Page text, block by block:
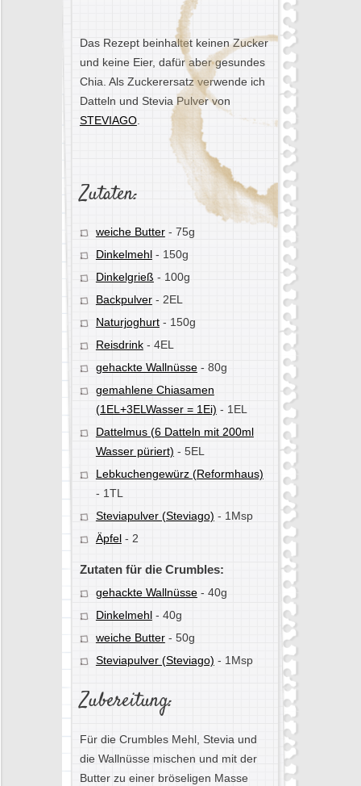
Das Rezept beinhaltet keinen Zucker
und keine Eier, dafür aber gesundes
Chia. Als Zuckerersatz verwende ich
Datteln und Stevia Pulver von
STEVIAGO.
Zutaten:
weiche Butter- 75g
Dinkelmehl- 150g
Dinkelgrieß - 100g
Backpulver- 2EL
Naturjoghurt- 150g
Reisdrink- 4EL
gehackte Wallnüsse- 80g
gemahlene Chiasamen
(1EL+3ELWasser = 1Ei) - 1EL
Dattelmus (6 Datteln mit 200ml
Wasser püriert) - 5EL
Lebkuchengewürz (Reformhaus)
- 1TL
Steviapulver (Steviago) - 1Msp
Äpfel- 2
Zutaten für die Crumbles:
gehackte Wallnüsse- 40g
Dinkelmehl- 40g
weiche Butter- 50g
Steviapulver (Steviago) - 1Msp
Zubereitung:
Für die Crumbles Mehl, Stevia und
die Wallnüsse mischen und mit der
Butter zu einer bröseligen Masse